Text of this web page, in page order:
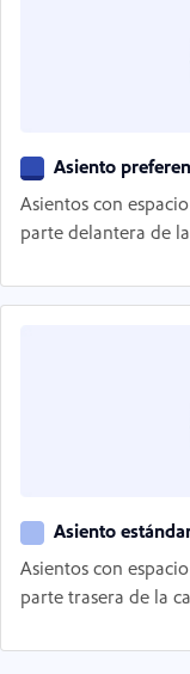
Asiento
Asientos con
parte delantera de
Asiento
Asientos con
parte trasera de la